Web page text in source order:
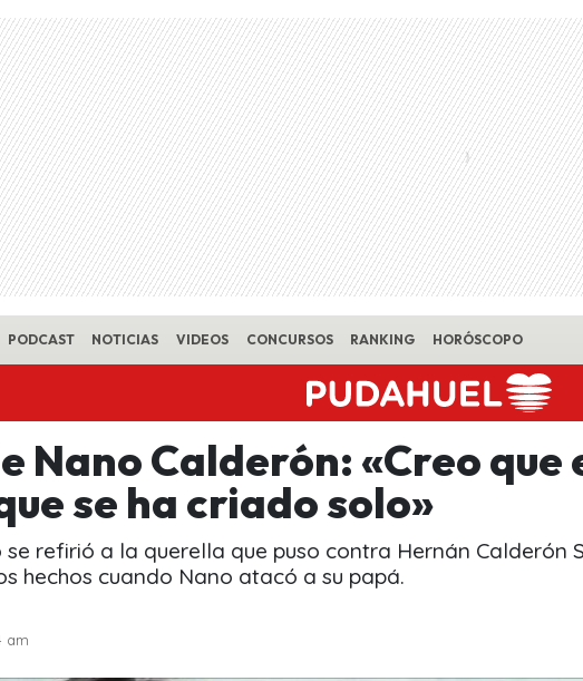
PODCAST NOTICIAS VIDEOS CONCURSOS RANKING HORÓSCOPO
Nano Calderón: «Creo que
se ha criado solo»
refirió a la querella que puso contra Hernán Calderón
hechos cuando Nano atacó a su papá.
am